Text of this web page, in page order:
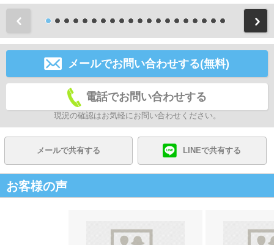
メールでお問い合わせする(無料)
電話でお問い合わせする
現況の確認はお気軽にお問い合わせください。
メールで共有する LINEで共有する
お客様の声